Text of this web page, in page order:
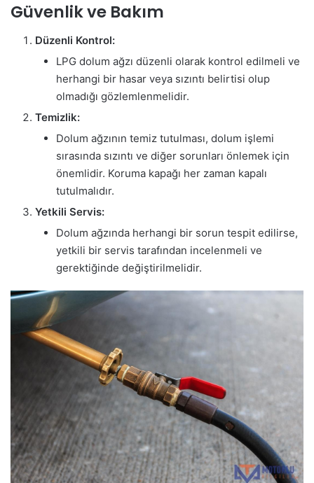
Güvenlik ve Bakım
Düzenli Kontrol:
LPG dolum ağzı düzenli olarak kontrol edilmeli ve
herhangi bir hasar veya sızıntı belirtisi olup
olmadığı gözlemlenmelidir.
Temizlik:
Dolum ağzının temiz tutulması, dolum işlemi
sırasında sızıntı ve diğer sorunları önlemek için
önemlidir. Koruma kapağı her zaman kapalı
tutulmalıdır.
Yetkili Servis:
Dolum ağzında herhangi bir sorun tespit edilirse,
yetkili bir servis tarafından incelenmeli ve
gerektiğinde değiştirilmelidir.